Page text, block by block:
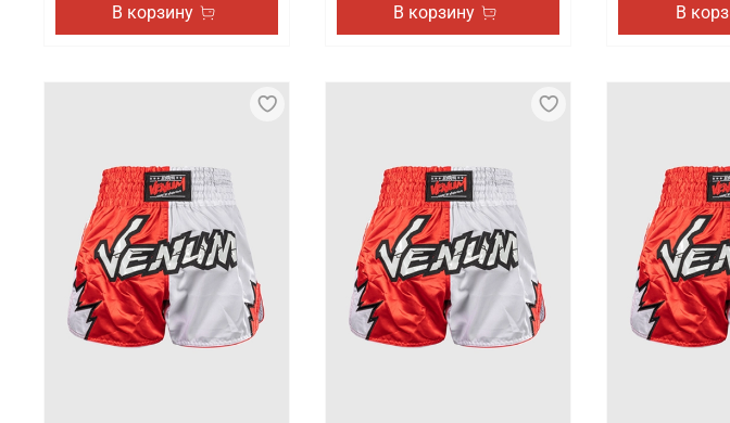
В корзину В корзину В